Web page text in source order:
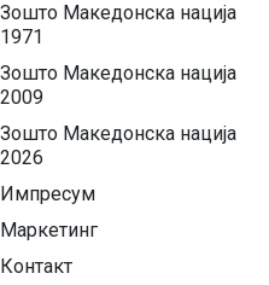
Зошто Македонска нација
1971
Зошто Македонска нација
2009
Зошто Македонска нација
2026
Импресум
Маркетинг
Контакт